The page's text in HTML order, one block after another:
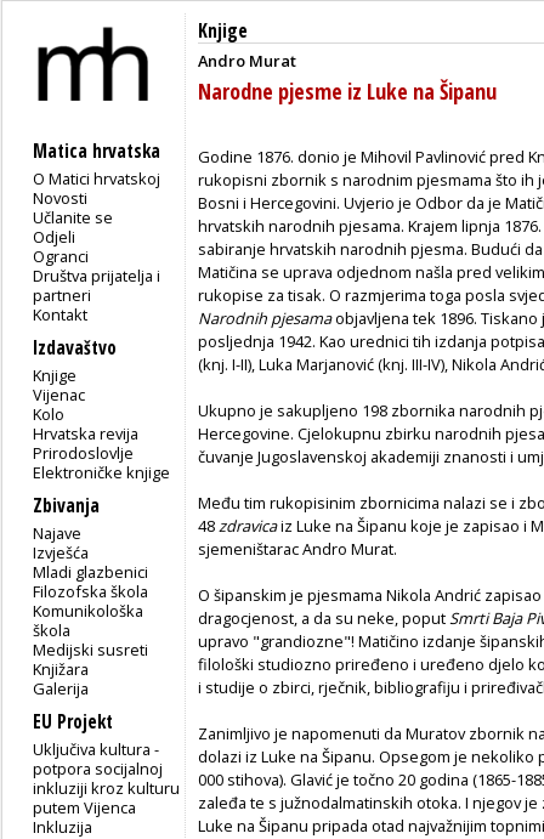
Matica hrvatska
O Matici hrvatskoj
Novosti
Učlanite se
Odjeli
Ogranci
Društva prijatelja i
partneri
Kontakt
Izdavaštvo
Knjige
Vijenac
Kolo
Hrvatska revija
Prirodoslovlje
Elektroničke knjige
Zbivanja
Najave
Izvješća
Mladi glazbenici
Filozofska škola
Komunikološka
škola
Medijski susreti
Knjižara
Galerija
EU Projekt
Uključiva kultura -
potpora socijalnoj
inkluziji kroz kulturu
putem Vijenca
Inkluzija
Knjige
Andro Murat
Narodne pjesme iz Luke na Šipanu
Godine 1876. donio je Mihovil Pavlinović pred
rukopisni zbornik s narodnim pjesmama što ih
Bosni i Hercegovini. Uvjerio je Odbor da je
hrvatskih narodnih pjesama. Krajem lipnja
sabiranje hrvatskih narodnih pjesma. Budući
Matičina se uprava odjednom našla pred
rukopise za tisak. O razmjerima toga posla
Narodnih pjesamaobjavljena tek 1896.
posljednja 1942. Kao urednici tih izdanja
(knj. I-II), Luka Marjanović (knj. III-IV), Nikola
Ukupno je sakupljeno 198 zbornika narodnih
Hercegovine. Cjelokupnu zbirku narodnih
čuvanje Jugoslavenskoj akademiji znanosti i
Među tim rukopisinim zbornicima nalazi se i
48zdravicaiz Luke na Šipanu koje je zapisao i
sjemeništarac Andro Murat.
O šipanskim je pjesmama Nikola Andrić
dragocjenost, a da su neke, poputSmrti Baja
upravo "grandiozne"! Matičino izdanje
filološki studiozno priređeno i uređeno djelo
i studije o zbirci, rječnik, bibliografiju i
Zanimljivo je napomenuti da Muratov zbornik
dolazi iz Luke na Šipanu. Opsegom je nekoliko
000 stihova). Glavić je točno 20 godina (1865-
zaleđa te s južnodalmatinskih otoka. I njegov
Luke na Šipanu pripada otad najvažnijim